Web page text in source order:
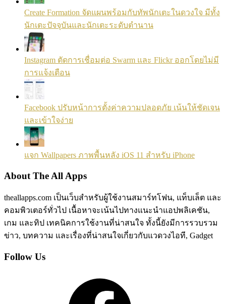
Create Formation จัดแผนพร้อมกับทัพนักเตะในดวงใจ มีทั้ง
นักเตะปัจจุบันและนักเตะระดับตำนาน
Instagram ตัดการเชื่อมต่อ Swarm และ Flickr ออกโดยไม่มี
การแจ้งเตือน
Facebook ปรับหน้าการตั้งค่าความปลอดภัย เน้นให้ชัดเจน
และเข้าใจง่าย
แจก Wallpapers ภาพพื้นหลัง iOS 11 สำหรับ iPhone
About The All Apps
theallapps.com เป็นเว็บสำหรับผู้ใช้งานสมาร์ทโฟน, แท็บเล็ต และ
คอมพิวเตอร์ทั่วไป เนื้อหาจะเน้นไปทางแนะนำแอปพลิเคชัน,
เกม และทิป เทคนิคการใช้งานที่น่าสนใจ ทั้งนี้ยังมีการรวบรวม
ข่าว, บทความ และเรื่องที่น่าสนใจเกี่ยวกับแวดวงไอที, Gadget
Follow Us